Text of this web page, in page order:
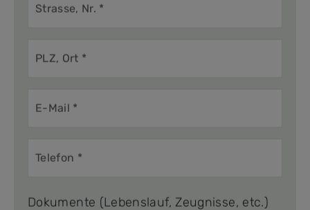
Dokumente (Lebenslauf, Zeugnisse, etc.)